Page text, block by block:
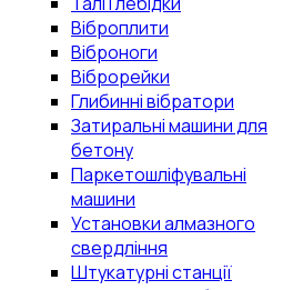
Віброплити
Віброноги
Віброрейки
Глибинні вібратори
Затиральні машини для
бетону
Паркетошліфувальні
машини
Установки алмазного
свердління
Штукатурні станції